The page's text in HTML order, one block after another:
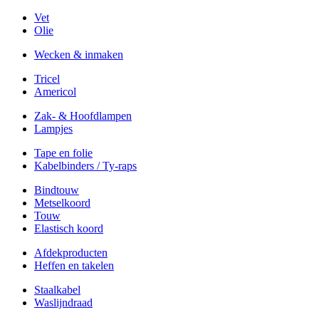
Vet
Olie
Wecken & inmaken
Tricel
Americol
Zak- & Hoofdlampen
Lampjes
Tape en folie
Kabelbinders / Ty-raps
Bindtouw
Metselkoord
Touw
Elastisch koord
Afdekproducten
Heffen en takelen
Staalkabel
Waslijndraad